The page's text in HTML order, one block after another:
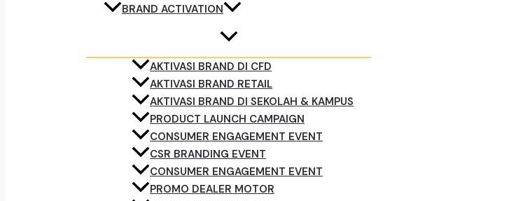
BRAND ACTIVATION
AKTIVASI BRAND DI CFD
AKTIVASI BRAND RETAIL
AKTIVASI BRAND DI SEKOLAH & KAMPUS
PRODUCT LAUNCH CAMPAIGN
CONSUMER ENGAGEMENT EVENT
CSR BRANDING EVENT
CONSUMER ENGAGEMENT EVENT
PROMO DEALER MOTOR